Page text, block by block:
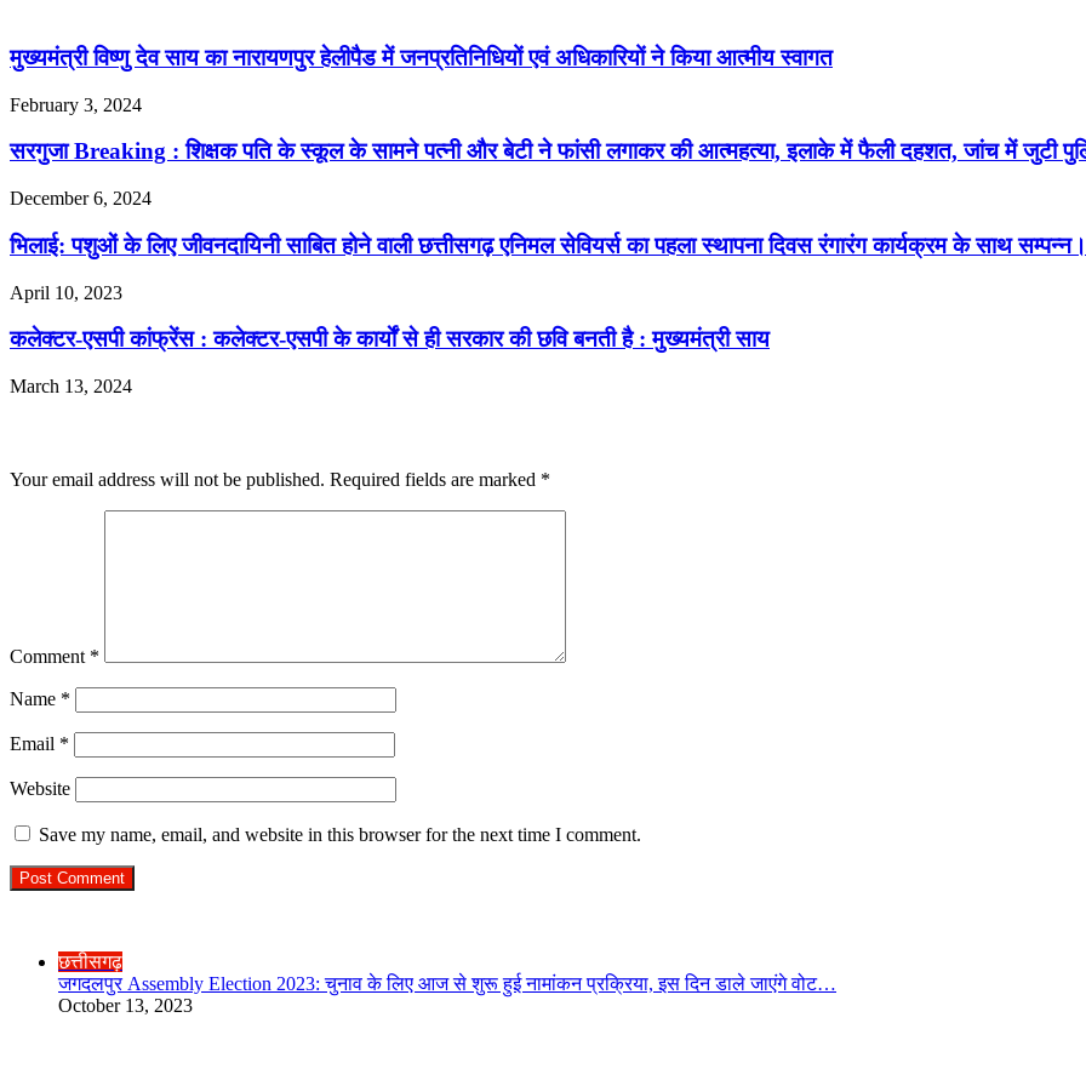
मुख्यमंत्री विष्णु देव साय का नारायणपुर हेलीपैड में जनप्रतिनिधियों एवं अधिकारियों ने किया आत्मीय स्वागत
February 3, 2024
सरगुजा Breaking : शिक्षक पति के स्कूल के सामने पत्नी और बेटी ने फांसी लगाकर की आत्महत्या, इलाके में फैली दहशत, जांच में जुटी
December 6, 2024
भिलाई: पशुओं के लिए जीवनदायिनी साबित होने वाली छत्तीसगढ़ एनिमल सेवियर्स का पहला स्थापना दिवस रंगारंग कार्यक्रम के साथ सम्पन्न।
April 10, 2023
कलेक्टर-एसपी कांफ्रेंस : कलेक्टर-एसपी के कार्याें से ही सरकार की छवि बनती है : मुख्यमंत्री साय
March 13, 2024
Your email address will not be published. Required fields are marked *
Comment *
Name *
Email *
Website
Save my name, email, and website in this browser for the next time I comment.
छत्तीसगढ़
जगदलपुर Assembly Election 2023: चुनाव के लिए आज से शुरू हुई नामांकन प्रक्रिया, इस दिन डाले जाएंगे वोट…
October 13, 2023